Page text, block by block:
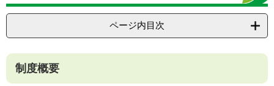
ページ内目次
制度概要